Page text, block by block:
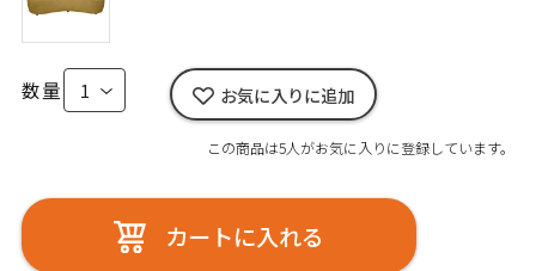
数量 お気に入りに追加
この商品は5人がお気に入りに登録しています。
カートに入れる